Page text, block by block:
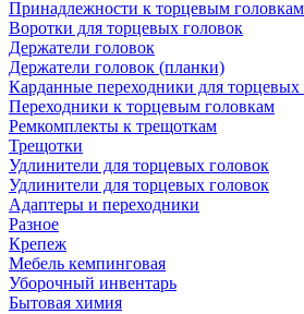
Принадлежности к торцевым головкам
Воротки для торцевых головок
Держатели головок
Держатели головок (планки)
Карданные переходники для торцевых
Переходники к торцевым головкам
Ремкомплекты к трещоткам
Трещотки
Удлинители для торцевых головок
Удлинители для торцевых головок
Адаптеры и переходники
Разное
Крепеж
Мебель кемпинговая
Уборочный инвентарь
Бытовая химия